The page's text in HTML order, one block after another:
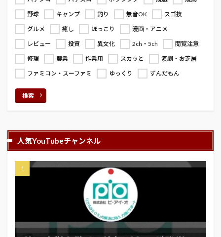
野球
キャンプ 釣り 無音OK
スゴ技
グルメ
癒し ほっこり
漫画・アニメ
レビュー
投資 異文化 2ch・5ch
閲覧注意
修理
農業 作業用 スカッと
演劇・お芝居
ファミコン・スーファミ
ゆっくり ずんだもん
検索
人気YouTubeチャンネル